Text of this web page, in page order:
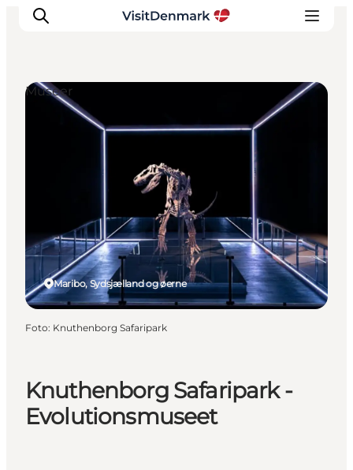
Inspiration
Oplevelser
Planlæg ferien
Knuthenborg Safaripark -
Evolutionsmuseet
Maribo, Sydsjælland og øerne
Museer
Foto: Knuthenborg Safaripark